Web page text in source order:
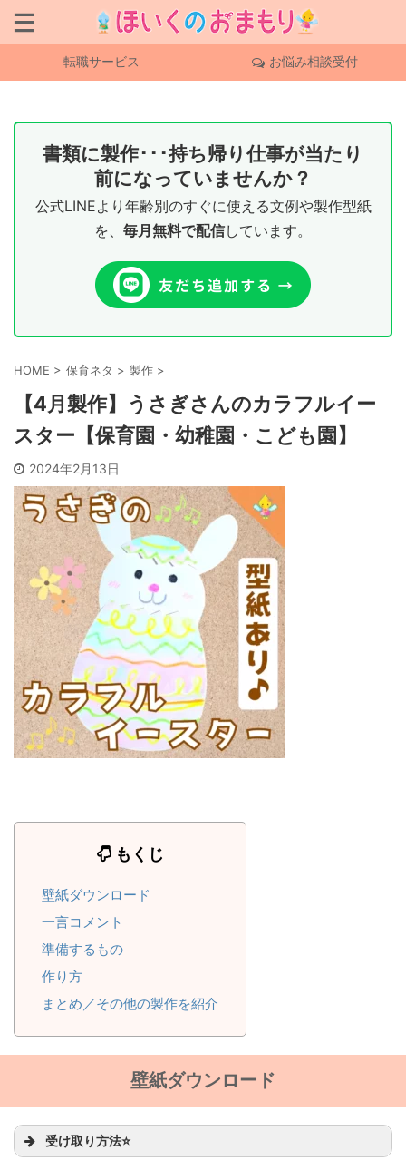
転職サービス お悩み相談受付
書類に製作･･･持ち帰り仕事が当たり
前になっていませんか？
公式LINEより年齢別のすぐに使える文例や製作型紙
を、 毎月無料で配信しています。
HOME > 保育ネタ > 製作 >
【4月製作】うさぎさんのカラフルイー
スター【保育園・幼稚園・こども園】
2024年2月13日
もくじ
壁紙ダウンロード
一言コメント
準備するもの
作り方
まとめ／その他の製作を紹介
壁紙ダウンロード
受け取り方法⭐